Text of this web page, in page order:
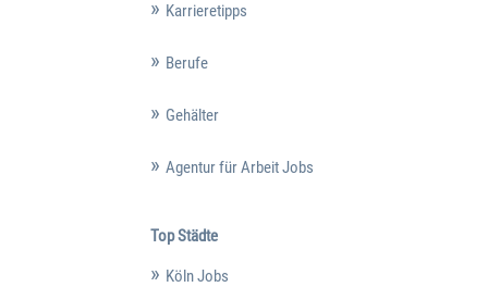
Karrieretipps
Berufe
Gehälter
Agentur für Arbeit Jobs
Top Städte
Köln Jobs